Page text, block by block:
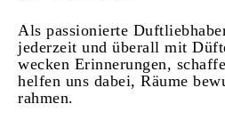
Als passionierte
jederzeit und überall mit
wecken Erinnerungen,
helfen uns dabei, Räume
rahmen.